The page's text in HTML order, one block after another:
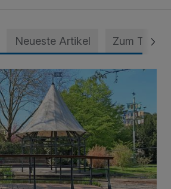
Neueste Artikel Zum Thema
in Osterath